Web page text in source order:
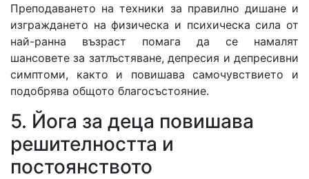
Преподаването на техники за правилно дишане и
изграждането на физическа и психическа сила от
най-ранна възраст помага да се намалят
шансовете за затлъстяване, депресия и депресивни
симптоми, както и повишава самочувствието и
подобрява общото благосъстояние.
5. Йога за деца повишава
решителността и
постоянството